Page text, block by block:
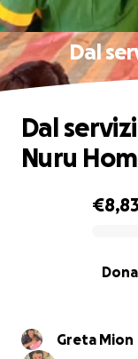
Dal
0% complete
Dal
Nuru
Greta Mion